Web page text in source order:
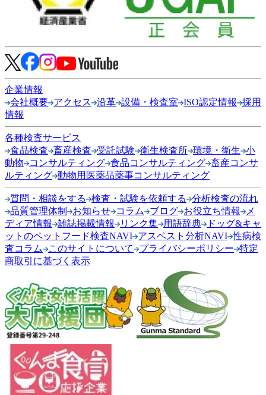
企業情報
会社概要 アクセス 沿革 設備・検査室 ISO認定情報
採用
情報
各種検査サービス
食品検査 畜産検査 受託試験 衛生検査所 環境・衛生 小
動物
コンサルティング 食品コンサルティング 畜産コンサ
ルティング 動物用医薬品薬事コンサルティング
質問・相談をする 検査・試験を依頼する
分析検査の流れ
品質管理体制
お知らせ コラム ブログ お役立ち情報
メ
ディア情報
雑誌掲載情報 リンク集 用語辞典
ドッグ&キャ
ットのペットフード検査NAVI アスベスト分析NAVI 性病検
査コラム
このサイトについて プライバシーポリシー 特定
商取引に基づく表示